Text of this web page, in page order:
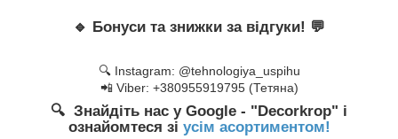
🔹 Бонуси та знижки за відгуки! 💬
🔍 Instagram: @tehnologiya_uspihu
📲 Viber: +380955919795 (Тетяна)
🔍 Знайдіть нас у Google - "Decorkrop" і
ознайомтеся зі усім асортиментом!